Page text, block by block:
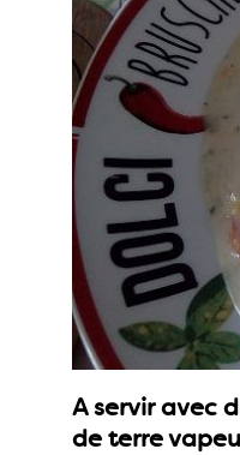
A servir avec
de terre